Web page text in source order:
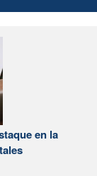
en la